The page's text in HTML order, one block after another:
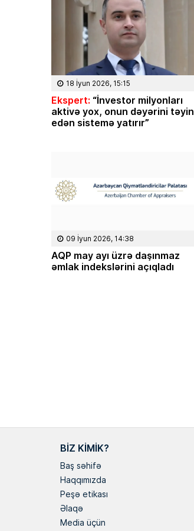
18 İyun 2026, 15:15
Ekspert: “İnvestor milyonları
aktivə yox, onun dəyərini təyin
edən sistemə yatırır”
09 İyun 2026, 14:38
AQP may ayı üzrə daşınmaz
əmlak indekslərini açıqladı
BIZ KIMIK?
Baş səhifə
Haqqımızda
Peşə etikası
Əlaqə
Media üçün